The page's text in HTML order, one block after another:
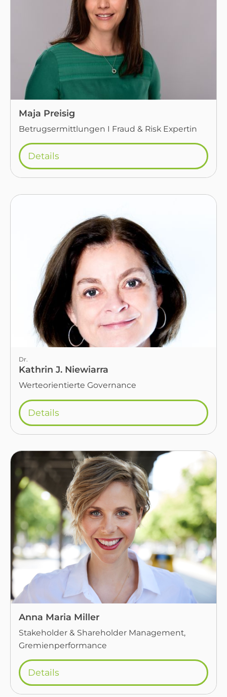
Maja Preisig
Betrugsermittlungen I Fraud & Risk Expertin
Details
Dr.
Kathrin J. Niewiarra
Werteorientierte Governance
Details
Anna Maria Miller
Stakeholder & Shareholder Management,
Gremienperformance
Details